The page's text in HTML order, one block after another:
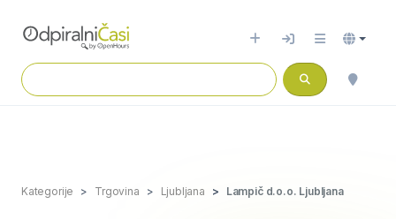
Kategorije Trgovina Ljubljana Lampič d.o.o. Ljubljana